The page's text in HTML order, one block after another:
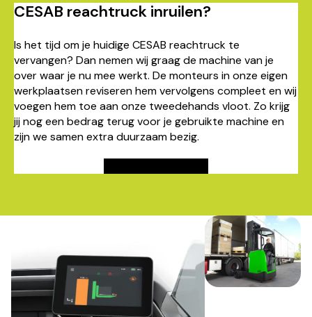
CESAB reachtruck inruilen?
Is het tijd om je huidige CESAB reachtruck te
vervangen? Dan nemen wij graag de machine van je
over waar je nu mee werkt. De monteurs in onze eigen
werkplaatsen reviseren hem vervolgens compleet en wij
voegen hem toe aan onze tweedehands vloot. Zo krijg
jij nog een bedrag terug voor je gebruikte machine en
zijn we samen extra duurzaam bezig.